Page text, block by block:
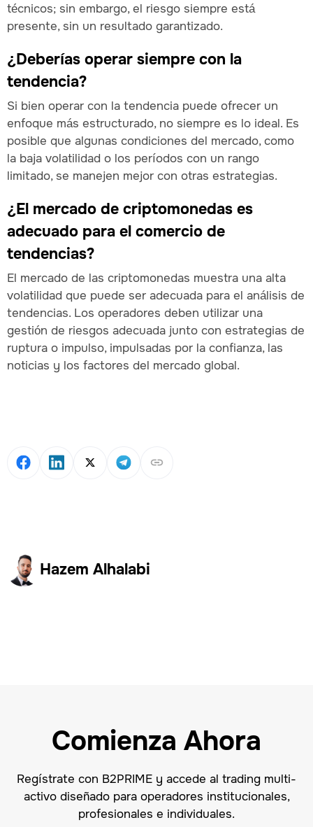
Hazem Alhalabi
técnicos; sin embargo, el riesgo siempre está
presente, sin un resultado garantizado.
¿Deberías operar siempre con la
tendencia?
Si bien operar con la tendencia puede ofrecer un
enfoque más estructurado, no siempre es lo ideal. Es
posible que algunas condiciones del mercado, como
la baja volatilidad o los períodos con un rango
limitado, se manejen mejor con otras estrategias.
¿El mercado de criptomonedas es
adecuado para el comercio de
tendencias?
El mercado de las criptomonedas muestra una alta
volatilidad que puede ser adecuada para el análisis de
tendencias. Los operadores deben utilizar una
gestión de riesgos adecuada junto con estrategias de
ruptura o impulso, impulsadas por la confianza, las
noticias y los factores del mercado global.
Comienza Ahora
Regístrate con B2PRIME y accede al trading multi-
activo diseñado para operadores institucionales,
profesionales e individuales.